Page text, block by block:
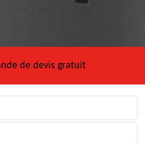
de devis gratuit